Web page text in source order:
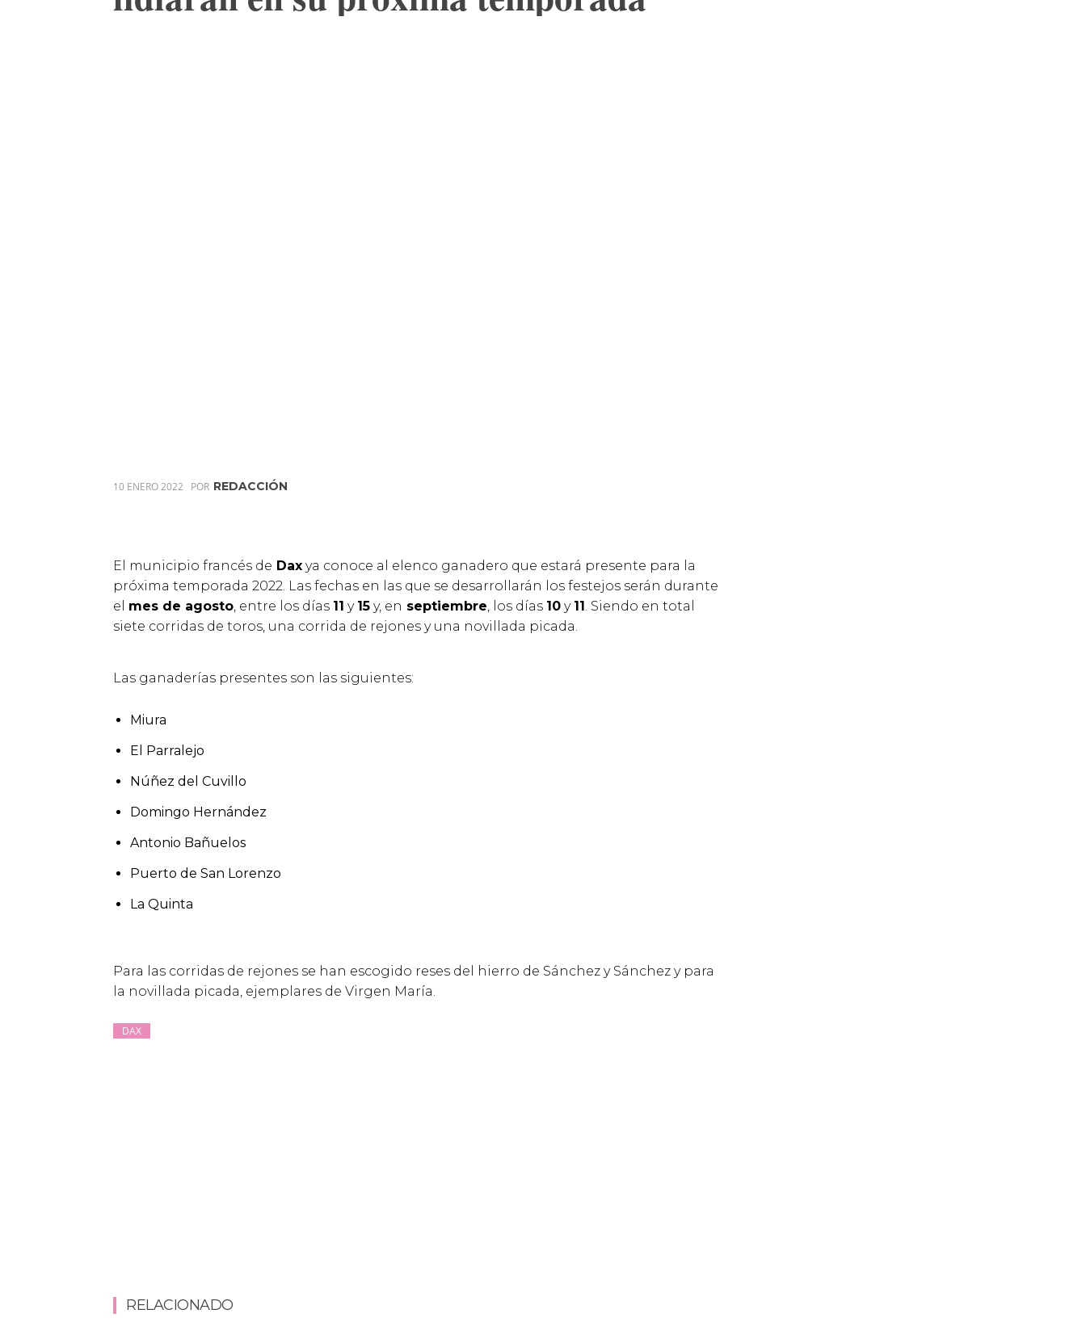
10 ENERO 2022 POR REDACCIÓN
El municipio francés de Dax ya conoce al elenco ganadero que estará presente para la
próxima temporada 2022. Las fechas en las que se desarrollarán los festejos serán durante
el mes de agosto, entre los días 11 y 15 y, en septiembre, los días 10 y 11 . Siendo en total
siete corridas de toros, una corrida de rejones y una novillada picada.
Las ganaderías presentes son las siguientes:
Miura
El Parralejo
Núñez del Cuvillo
Domingo Hernández
Antonio Bañuelos
Puerto de San Lorenzo
La Quinta
Para las corridas de rejones se han escogido reses del hierro de Sánchez y Sánchez y para
la novillada picada, ejemplares de Virgen María.
DAX
RELACIONADO